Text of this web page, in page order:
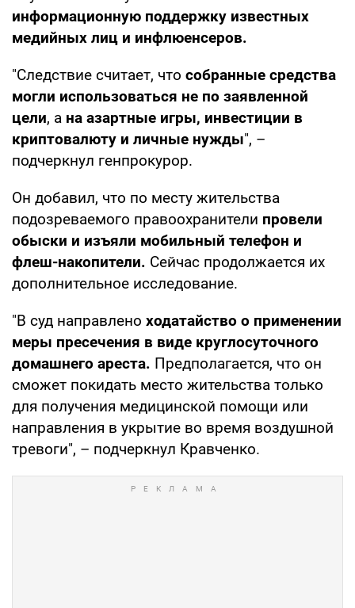
информационную поддержку известных
медийных лиц и инфлюенсеров.
"Следствие считает, что собранные средства
могли использоваться не по заявленной
цели, а на азартные игры, инвестиции в
криптовалюту и личные нужды", –
подчеркнул генпрокурор.
Он добавил, что по месту жительства
подозреваемого правоохранители провели
обыски и изъяли мобильный телефон и
флеш-накопители. Сейчас продолжается их
дополнительное исследование.
"В суд направлено ходатайство о применении
меры пресечения в виде круглосуточного
домашнего ареста. Предполагается, что он
сможет покидать место жительства только
для получения медицинской помощи или
направления в укрытие во время воздушной
тревоги", – подчеркнул Кравченко.